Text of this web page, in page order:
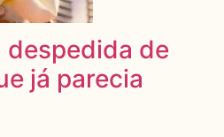
despedida de
já parecia